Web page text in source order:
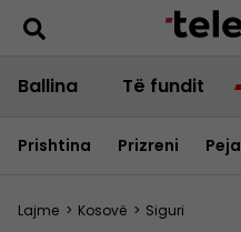
Ballina Të fundit
Prishtina Prizreni Peja
Lajme > Kosovë > Siguri